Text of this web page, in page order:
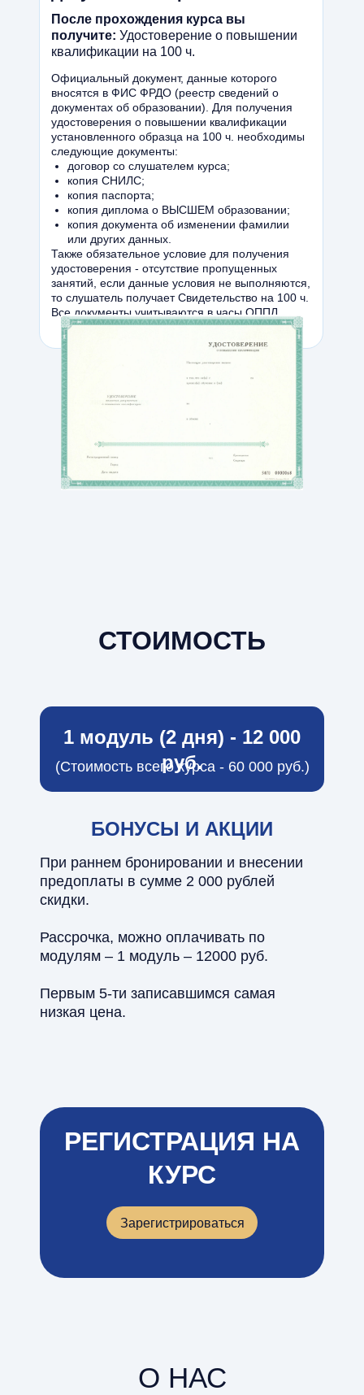
легко включаются. На сессиях с
родителями мне стало намного легче
касающиеся развития или поведения
ребенка. Когда взрослые понимают
причины, им легче дальше с этим
справляться самим. К тому же, они
начинают понимать, что вы делаете с
ребенком. Считаю, что данный курс
необходим для становления
специалиста, для понимания внутренних
процессов, которые отражаются в
симптомах, для расширения своих
компетенций.
После прохождения курса вы
получите: Удостоверение о повышении
квалификации на 100 ч.
Официальный документ, данные которого
вносятся в ФИС ФРДО (реестр сведений о
документах об образовании). Для получения
удостоверения о повышении квалификации
установленного образца на 100 ч. необходимы
следующие документы:
договор со слушателем курса;
копия СНИЛС;
копия паспорта;
копия диплома о ВЫСШЕМ образовании;
копия документа об изменении фамилии
или других данных.
Также обязательное условие для получения
удостоверения - отсутствие пропущенных
занятий, если данные условия не выполняются,
то слушатель получает Свидетельство на 100 ч.
Все документы учитываются в часы ОППЛ.
СТОИМОСТЬ
При раннем бронировании и внесении
предоплаты в сумме 2 000 рублей
скидки.
Рассрочка, можно оплачивать по
модулям – 1 модуль – 12000 руб.
Первым 5-ти записавшимся самая
низкая цена.
БОНУСЫ И АКЦИИ
(Стоимость всего курса - 60 000 руб.)
1 модуль (2 дня) - 12 000
руб.
РЕГИСТРАЦИЯ НА
КУРС
Зарегистрироваться
О НАС